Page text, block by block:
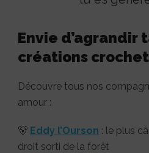
Envie d’agrandir
créations
Découvre tous nos
amour :
🐻 Eddy l’Ourson : le plus
droit sorti de la forêt